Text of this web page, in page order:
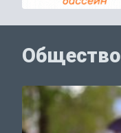
Общество